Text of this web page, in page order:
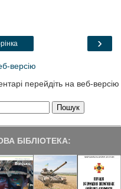
›
версію
перейдіть на веб-версію
БІБЛІОТЕКА: